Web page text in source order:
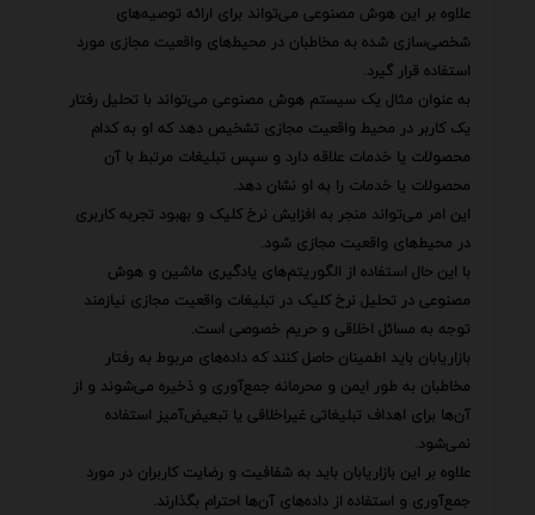
علاوه بر این هوش مصنوعی می‌تواند برای ارائه توصیه‌های
شخصی‌سازی شده به مخاطبان در محیط‌های واقعیت مجازی مورد
استفاده قرار گیرد.
به عنوان مثال یک سیستم هوش مصنوعی می‌تواند با تحلیل رفتار
یک کاربر در محیط واقعیت مجازی تشخیص دهد که او به کدام
محصولات یا خدمات علاقه دارد و سپس تبلیغات مرتبط با آن
محصولات یا خدمات را به او نشان دهد.
این امر می‌تواند منجر به افزایش نرخ کلیک و بهبود تجربه کاربری
در محیط‌های واقعیت مجازی شود.
با این حال استفاده از الگوریتم‌های یادگیری ماشین و هوش
مصنوعی در تحلیل نرخ کلیک در تبلیغات واقعیت مجازی نیازمند
توجه به مسائل اخلاقی و حریم خصوصی است.
بازاریابان باید اطمینان حاصل کنند که داده‌های مربوط به رفتار
مخاطبان به طور ایمن و محرمانه جمع‌آوری و ذخیره می‌شوند و از
آن‌ها برای اهداف تبلیغاتی غیراخلاقی یا تبعیض‌آمیز استفاده
نمی‌شود.
علاوه بر این بازاریابان باید به شفافیت و رضایت کاربران در مورد
جمع‌آوری و استفاده از داده‌های آن‌ها احترام بگذارند.